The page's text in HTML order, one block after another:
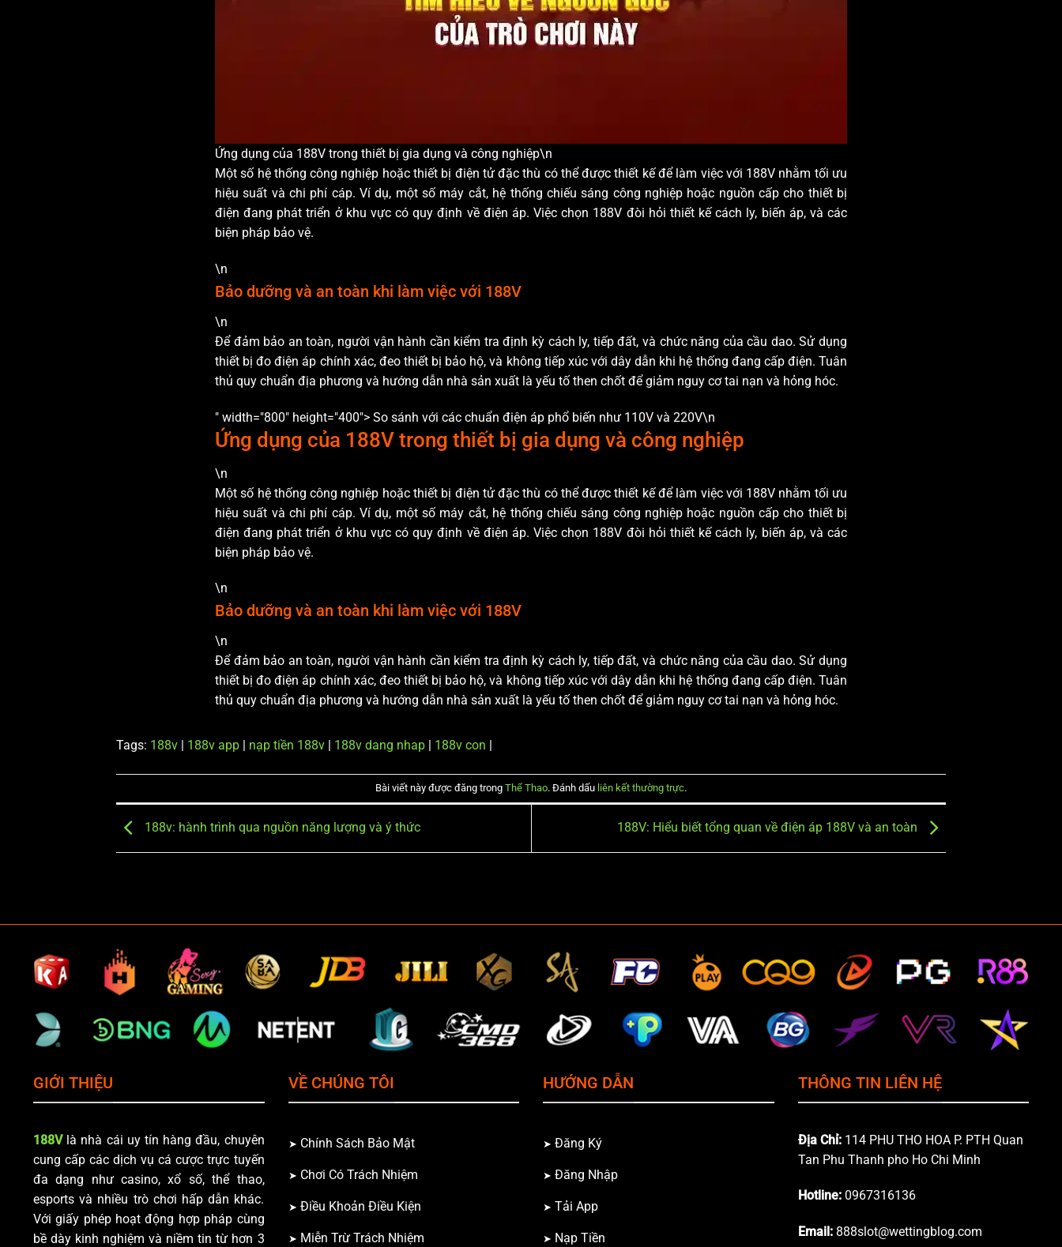
Ứng dụng của 188V trong thiết bị gia dụng và công nghiệp\n
Một số hệ thống công nghiệp hoặc thiết bị điện tử đặc thù có thể được thiết kế để làm việc với 188V nhằm tối ưu
hiệu suất và chi phí cáp. Ví dụ, một số máy cắt, hệ thống chiếu sáng công nghiệp hoặc nguồn cấp cho thiết bị
điện đang phát triển ở khu vực có quy định về điện áp. Việc chọn 188V đòi hỏi thiết kế cách ly, biến áp, và các
biện pháp bảo vệ.
\n
Bảo dưỡng và an toàn khi làm việc với 188V
\n
Để đảm bảo an toàn, người vận hành cần kiểm tra định kỳ cách ly, tiếp đất, và chức năng của cầu dao. Sử dụng
thiết bị đo điện áp chính xác, đeo thiết bị bảo hộ, và không tiếp xúc với dây dẫn khi hệ thống đang cấp điện. Tuân
thủ quy chuẩn địa phương và hướng dẫn nhà sản xuất là yếu tố then chốt để giảm nguy cơ tai nạn và hỏng hóc.
" width="800" height="400"> So sánh với các chuẩn điện áp phổ biến như 110V và 220V\n
Ứng dụng của 188V trong thiết bị gia dụng và công nghiệp
\n
Một số hệ thống công nghiệp hoặc thiết bị điện tử đặc thù có thể được thiết kế để làm việc với 188V nhằm tối ưu
hiệu suất và chi phí cáp. Ví dụ, một số máy cắt, hệ thống chiếu sáng công nghiệp hoặc nguồn cấp cho thiết bị
điện đang phát triển ở khu vực có quy định về điện áp. Việc chọn 188V đòi hỏi thiết kế cách ly, biến áp, và các
biện pháp bảo vệ.
\n
Bảo dưỡng và an toàn khi làm việc với 188V
\n
Để đảm bảo an toàn, người vận hành cần kiểm tra định kỳ cách ly, tiếp đất, và chức năng của cầu dao. Sử dụng
thiết bị đo điện áp chính xác, đeo thiết bị bảo hộ, và không tiếp xúc với dây dẫn khi hệ thống đang cấp điện. Tuân
thủ quy chuẩn địa phương và hướng dẫn nhà sản xuất là yếu tố then chốt để giảm nguy cơ tai nạn và hỏng hóc.
Tags: 188v 188v app nạp tiền 188v 188v dang nhap 188v con
Bài viết này được đăng trong Thể Thao. Đánh dấu liên kết thường trực.
188v: hành trình qua nguồn năng lượng và ý thức 188V: Hiểu biết tổng quan về điện áp 188V và an toàn
GIỚI THIỆU
188Vlà nhà cái uy tín hàng đầu, chuyên
cung cấp các dịch vụ cá cược trực tuyến
đa dạng như casino, xổ số, thể thao,
esports và nhiều trò chơi hấp dẫn khác.
Với giấy phép hoạt động hợp pháp cùng
bề dày kinh nghiệm và niềm tin từ hơn 3
VỀ CHÚNG TÔI
Chính Sách Bảo Mật
Chơi Có Trách Nhiệm
Điều Khoản Điều Kiện
Miễn Trừ Trách Nhiệm
HƯỚNG DẪN
Đăng Ký
Đăng Nhập
Tải App
Nạp Tiền
THÔNG TIN LIÊN HỆ
Địa Chỉ:114 PHU THO HOA P. PTH Quan
Tan Phu Thanh pho Ho Chi Minh
Hotline:0967316136
Email: 888slot@wettingblog.com